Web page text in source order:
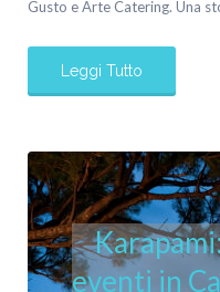
Gusto e Arte Catering. Una
Leggi Tutto
eventi in